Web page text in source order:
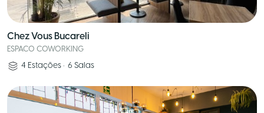
Chez Vous Bucareli
ESPACO COWORKING
4 Estações • 6 Salas